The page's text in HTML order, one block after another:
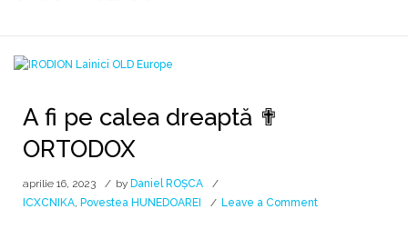
A fi pe calea dreaptă ✟
ORTODOX
aprilie 16, 2023 by Daniel ROȘCA
ICXCNIKA, Povestea HUNEDOAREI Leave a Commenton